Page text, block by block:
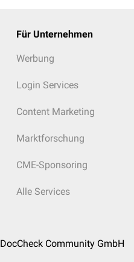
Für Unternehmen
Werbung
Login Services
Content Marketing
Marktforschung
CME-Sponsoring
Alle Services
DocCheck Community GmbH